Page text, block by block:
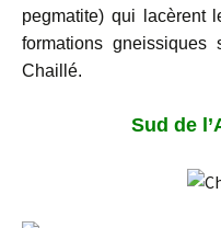
pegmatite) qui lacèrent
formations
Chaillé.
Sud de